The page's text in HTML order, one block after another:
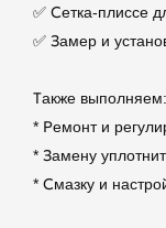
✅ Сетка-плиссе
✅ Замер и
Также выполняем:
* Ремонт и
* Замену
* Смазку и